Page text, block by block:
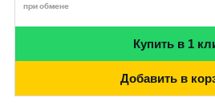
при обмене
Купить в 1
Добавить в